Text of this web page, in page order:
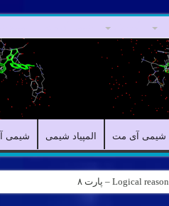
شیمی آی مت المپیاد شیمی شیمی